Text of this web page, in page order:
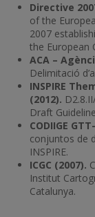
Directive
of the
2007
the European
ACA –
Delimitació
INSPIRE
(2012).
Draft
CODIIGE
conjuntos de
INSPIRE.
ICGC (2007).
Institut
Catalunya.